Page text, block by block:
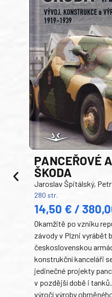
PANCEŘOVÉ
ŠKODA
Jaroslav Špitálský,
280 str.
14,50 € /
Okamžitě po vzniku
závody v Plzni vyrábět
československou
konstrukční kanceláři
jedinečné projekty
v pozdější době i
výročí výroby